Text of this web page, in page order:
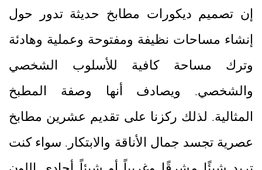
إن تصميم ديكورات مطابخ حديثة تدور حول
إنشاء مساحات نظيفة ومفتوحة وعملية وهادئة
وترك مساحة كافية للأسلوب الشخصي
والشخصي. ويصادف أنها وصفة المطبخ
المثالية. لذلك ركزنا على تقديم عشرين مطابخ
عصرية تجسد جمال الأناقة والابتكار. سواء كنت